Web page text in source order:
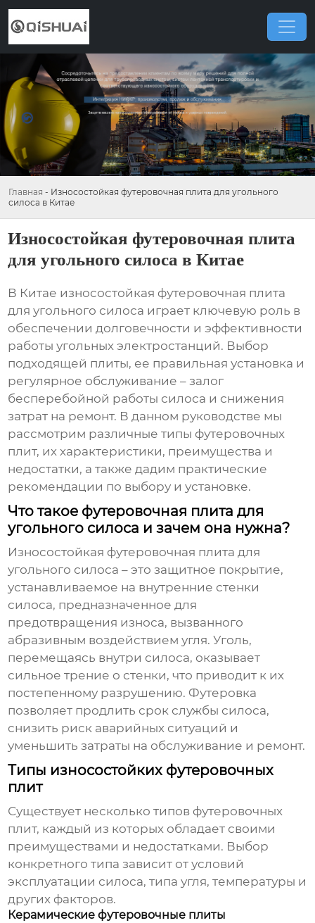
Главная - Износостойкая футеровочная плита для угольного
силоса в Китае
Износостойкая футеровочная плита
для угольного силоса в Китае
В Китае износостойкая футеровочная плита
для угольного силоса играет ключевую роль в
обеспечении долговечности и эффективности
работы угольных электростанций. Выбор
подходящей плиты, ее правильная установка и
регулярное обслуживание – залог
бесперебойной работы силоса и снижения
затрат на ремонт. В данном руководстве мы
рассмотрим различные типы футеровочных
плит, их характеристики, преимущества и
недостатки, а также дадим практические
рекомендации по выбору и установке.
Что такое футеровочная плита для
угольного силоса и зачем она нужна?
Износостойкая футеровочная плита для
угольного силоса – это защитное покрытие,
устанавливаемое на внутренние стенки
силоса, предназначенное для
предотвращения износа, вызванного
абразивным воздействием угля. Уголь,
перемещаясь внутри силоса, оказывает
сильное трение о стенки, что приводит к их
постепенному разрушению. Футеровка
позволяет продлить срок службы силоса,
снизить риск аварийных ситуаций и
уменьшить затраты на обслуживание и ремонт.
Типы износостойких футеровочных
плит
Существует несколько типов футеровочных
плит, каждый из которых обладает своими
преимуществами и недостатками. Выбор
конкретного типа зависит от условий
эксплуатации силоса, типа угля, температуры и
других факторов.
Керамические футеровочные плиты